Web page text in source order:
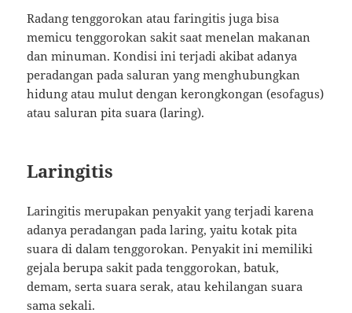
Radang tenggorokan atau faringitis juga bisa
memicu tenggorokan sakit saat menelan makanan
dan minuman. Kondisi ini terjadi akibat adanya
peradangan pada saluran yang menghubungkan
hidung atau mulut dengan kerongkongan (esofagus)
atau saluran pita suara (laring).
Laringitis
Laringitis merupakan penyakit yang terjadi karena
adanya peradangan pada laring, yaitu kotak pita
suara di dalam tenggorokan. Penyakit ini memiliki
gejala berupa sakit pada tenggorokan, batuk,
demam, serta suara serak, atau kehilangan suara
sama sekali.